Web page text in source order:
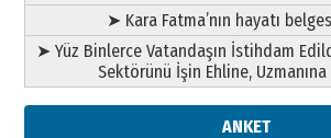
➤ Kara Fatma’nın hayatı
➤ Yüz Binlerce Vatandaşın İstihdam
Sektörünü İşin Ehline,
ANKET